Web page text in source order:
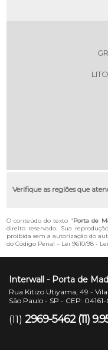
Verifique as regiões que
O conteúdo do texto "Porta de
direito reservado. Sua
proibida sem a autorização do
do Código Penal – Lei 9610/98 -
Interwall - Porta de
Rua Kitizo Utiyama, 49 -
São Paulo - SP - CEP:
(11) 2969-5462 (11)